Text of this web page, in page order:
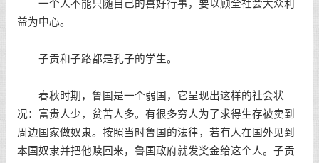
一个人不能只随自己的喜好行事，要以顾全社会大众利
益为中心。
子贡和子路都是孔子的学生。
春秋时期，鲁国是一个弱国，它呈现出这样的社会状
况：富贵人少，贫苦人多。有很多穷人为了求得生存被卖到
周边国家做奴隶。按照当时鲁国的法律，若有人在国外见到
本国奴隶并把他赎回来，鲁国政府就发奖金给这个人。子贡